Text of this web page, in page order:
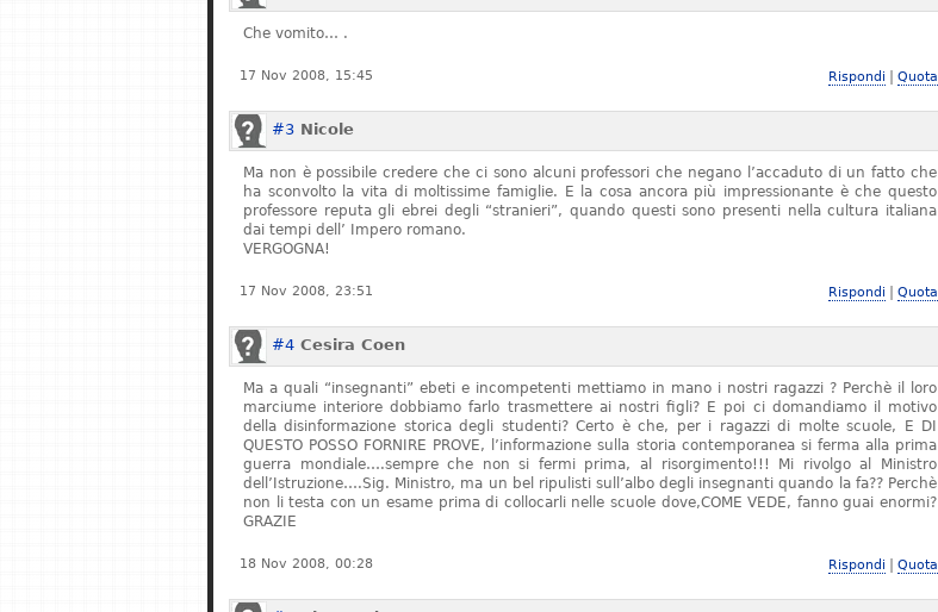
Che vomito… .
17 Nov 2008, 15:45 Rispondi Quota
#3 Nicole
Ma non è possibile credere che ci sono alcuni professori che negano l’accaduto di un fatto che
ha sconvolto la vita di moltissime famiglie. E la cosa ancora più impressionante è che questo
professore reputa gli ebrei degli “stranieri”, quando questi sono presenti nella cultura italiana
dai tempi dell’ Impero romano.
VERGOGNA!
17 Nov 2008, 23:51 Rispondi Quota
#4 Cesira Coen
Ma a quali “insegnanti” ebeti e incompetenti mettiamo in mano i nostri ragazzi ? Perchè il loro
marciume interiore dobbiamo farlo trasmettere ai nostri figli? E poi ci domandiamo il motivo
della disinformazione storica degli studenti? Certo è che, per i ragazzi di molte scuole, E DI
QUESTO POSSO FORNIRE PROVE, l’informazione sulla storia contemporanea si ferma alla prima
guerra mondiale….sempre che non si fermi prima, al risorgimento!!! Mi rivolgo al Ministro
dell’Istruzione….Sig. Ministro, ma un bel ripulisti sull’albo degli insegnanti quando la fa?? Perchè
non li testa con un esame prima di collocarli nelle scuole dove,COME VEDE, fanno guai enormi?
GRAZIE
18 Nov 2008, 00:28 Rispondi Quota